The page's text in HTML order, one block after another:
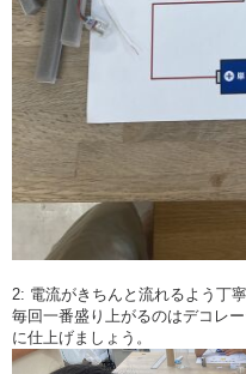
2: 電流がきちんと流れるよう丁
毎回一番盛り上がるのはデコレ
に仕上げましょう。